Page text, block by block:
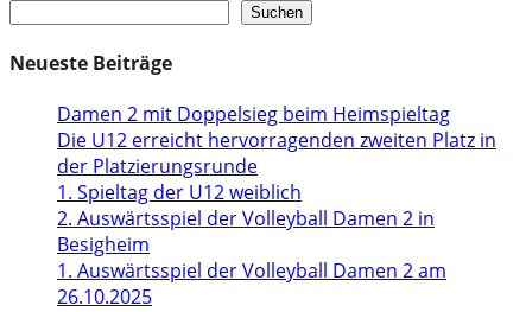
Suchen
Neueste Beiträge
Damen 2 mit Doppelsieg beim Heimspieltag
Die U12 erreicht hervorragenden zweiten Platz in
der Platzierungsrunde
1. Spieltag der U12 weiblich
2. Auswärtsspiel der Volleyball Damen 2 in
Besigheim
1. Auswärtsspiel der Volleyball Damen 2 am
26.10.2025